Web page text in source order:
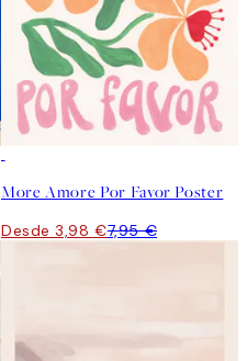
More Amore Por Favor Poster
Desde 3,98 €7,95 €